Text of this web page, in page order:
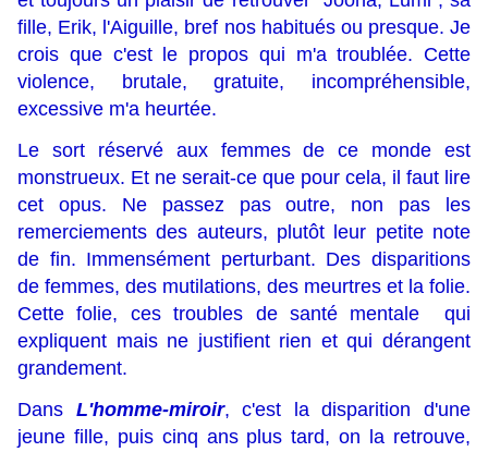
fille, Erik, l'Aiguille, bref nos habitués ou presque. Je
crois que c'est le propos qui m'a troublée. Cette
violence, brutale, gratuite, incompréhensible,
excessive m'a heurtée.
Le sort réservé aux femmes de ce monde est
monstrueux. Et ne serait-ce que pour cela, il faut lire
cet opus. Ne passez pas outre, non pas les
remerciements des auteurs, plutôt leur petite note
de fin. Immensément perturbant. Des disparitions
de femmes, des mutilations, des meurtres et la folie.
Cette folie, ces troubles de santé mentale qui
expliquent mais ne justifient rien et qui dérangent
grandement.
Dans L'homme-miroir, c'est la disparition d'une
jeune fille, puis cinq ans plus tard, on la retrouve,